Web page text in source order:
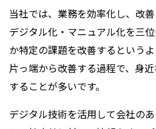
当社では、業務を効率化し、改
デジタル化・マニュアル化を三
か特定の課題を改善するという
片っ端から改善する過程で、身
することが多いです。
デジタル技術を活用して会社の